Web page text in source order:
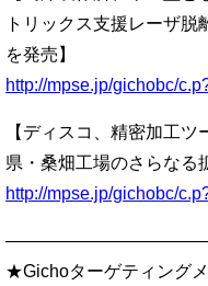
トリックス支援レーザ
を発売】
http://mpse.jp/gichobc/
【ディスコ、精密加工
県・桑畑工場のさらなる
http://mpse.jp/gichobc/
★Gichoターゲティング